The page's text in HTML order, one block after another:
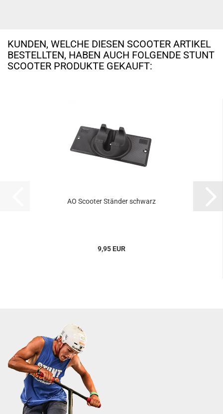
KUNDEN, WELCHE DIESEN SCOOTER ARTIKEL
BESTELLTEN, HABEN AUCH FOLGENDE STUNT
SCOOTER PRODUKTE GEKAUFT:
AO Scooter Ständer schwarz
9,95 EUR